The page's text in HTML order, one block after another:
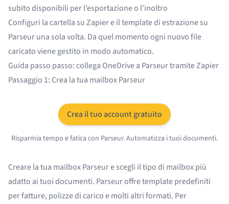
subito disponibili per l’esportazione o l’inoltro
Configuri la cartella su Zapier e il template di estrazione su
Parseur una sola volta. Da quel momento ogni nuovo file
caricato viene gestito in modo automatico.
Guida passo passo: collega OneDrive a Parseur tramite Zapier
Passaggio 1: Crea la tua mailbox Parseur
Crea il tuo account gratuito
Risparmia tempo e fatica con Parseur. Automatizza i tuoi documenti.
Creare la tua mailbox Parseure scegli il tipo di mailbox più
adatto ai tuoi documenti. Parseur offre template predefiniti
perfatture, polizze di caricoe molti altri formati. Per